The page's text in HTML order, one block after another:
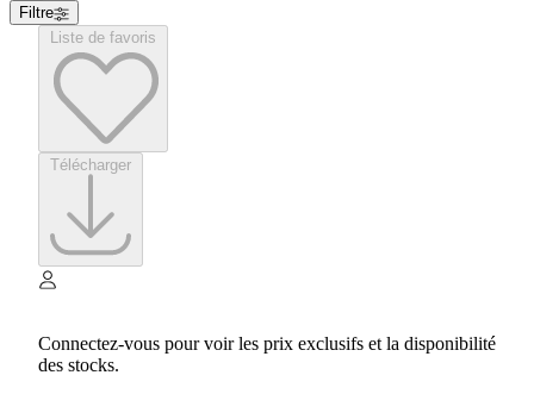
Filtre
Connectez-vous pour voir les prix exclusifs et la disponibilité
des stocks.